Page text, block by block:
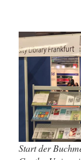
Start der